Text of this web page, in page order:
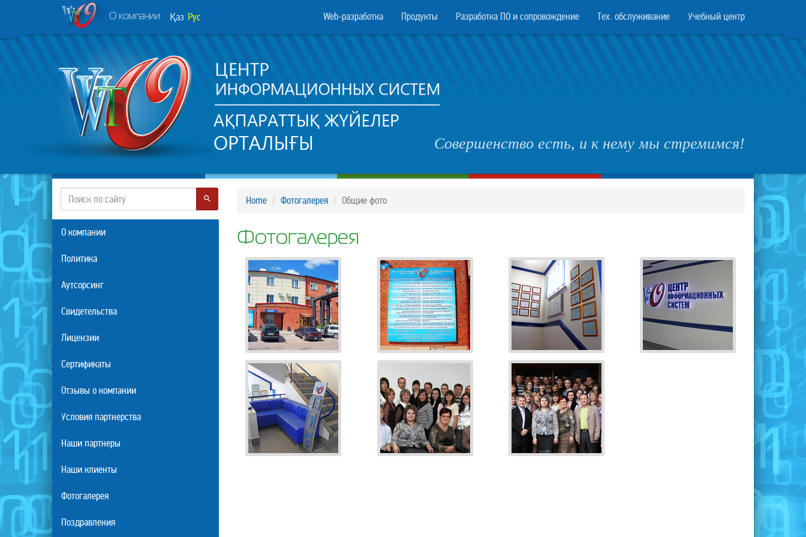
О компании Қаз Рус Web-разработка Продукты Разработка ПО и сопровождение Тех. обслуживание Учебный центр
Совершенство есть, и к нему мы стремимся!
Home Фотогалерея Общие фото
Фотогалерея
О компании
Политика
Аутсорсинг
Свидетельства
Лицензии
Сертификаты
Отзывы о компании
Условия партнерства
Наши партнеры
Наши клиенты
Фотогалерея
Поздравления